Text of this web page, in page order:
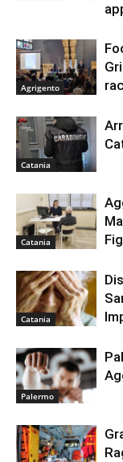
Agrigento
Catania
Catania
Catania
Palermo